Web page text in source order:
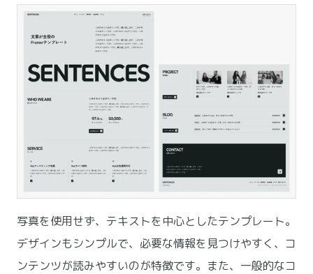
写真を使用せず、テキストを中心としたテンプレート。
デザインもシンプルで、必要な情報を見つけやすく、コ
ンテンツが読みやすいのが特徴です。また、一般的なコ